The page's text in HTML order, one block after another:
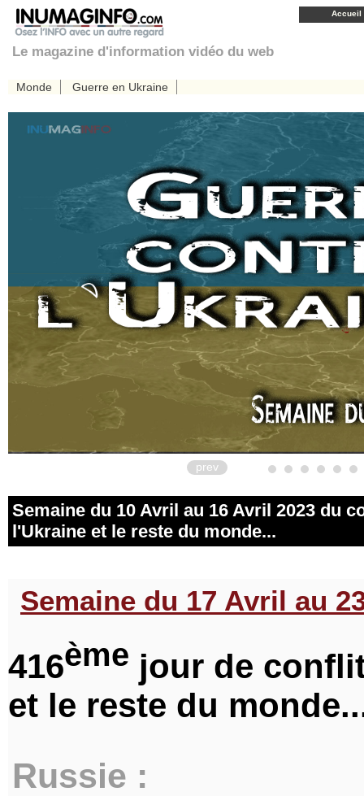
Accueil
Le magazine d'information vidéo du web
Monde Guerre en Ukraine
prev
Semaine du 10 Avril au 16 Avril 2023 du
l'Ukraine et le reste du monde...
Semaine du 17 Avril au
416ème jour de
et le reste du
Russie :